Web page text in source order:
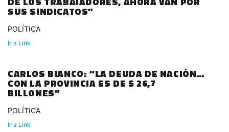
SUS SINDICATOS”
POLÍTICA
Ir a Link
CARLOS BIANCO: “LA DEUDA DE NACIÓN
CON LA PROVINCIA ES DE $ 26,7
BILLONES”
POLÍTICA
Ir a Link